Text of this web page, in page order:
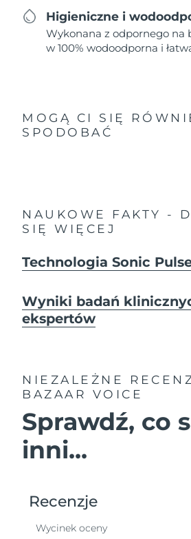
Higieniczne i
Wykonana z odpornego na
w 100% wodoodporna i
MOGĄ CI SIĘ
SPODOBAĆ
NAUKOWE FAKTY -
SIĘ WIĘCEJ
Technologia Sonic
Wyniki badań
ekspertów
NIEZALEŻNE
BAZAAR VOICE
Sprawdź, co
inni...